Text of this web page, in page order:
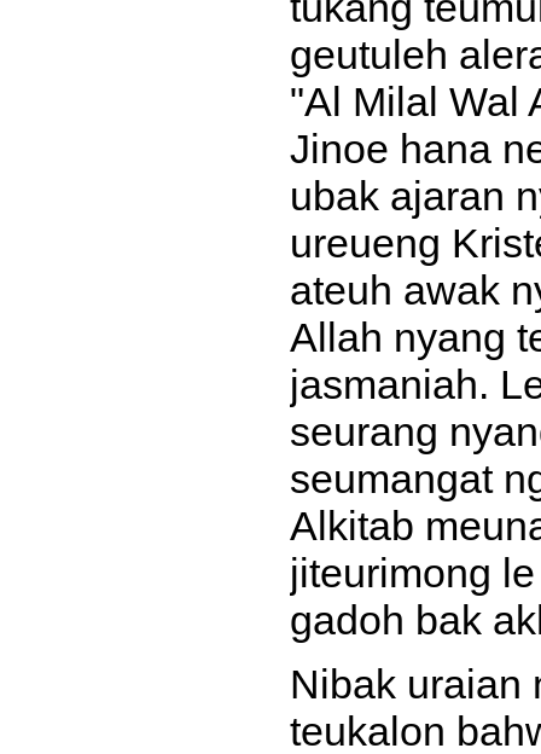
geutuleh
"Al Milal Wal
Jinoe hana
ubak ajaran
ureueng
ateuh awak
Allah nyang
jasmaniah.
seurang
seumangat
Alkitab
jiteurimong
gadoh bak
Nibak uraian
teukalon